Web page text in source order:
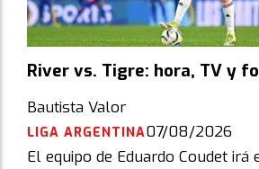
River vs. Tigre: hora, TV y
Bautista Valor
LIGA ARGENTINA07/08/2026
El equipo de Eduardo Coudet irá